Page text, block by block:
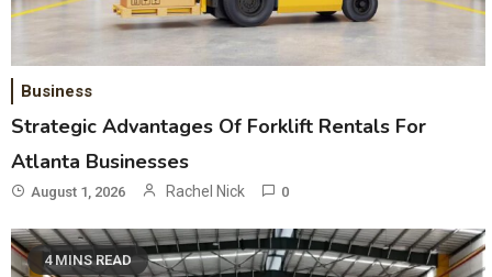
Business
Strategic Advantages Of Forklift Rentals For
Atlanta Businesses
August 1, 2026 Rachel Nick 0
4 MINS READ